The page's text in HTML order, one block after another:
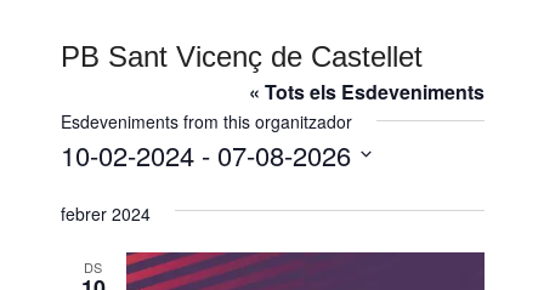
PB Sant Vicenç de Castellet
« Tots els Esdeveniments
Esdeveniments from this organitzador
10-02-2024 - 07-08-2026
e
febrer 2024
DS